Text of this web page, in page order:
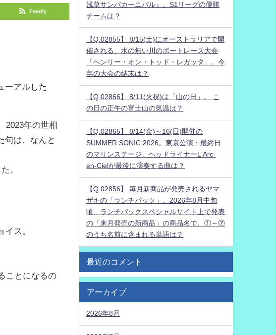
Feedly
ーアルした
2023年の世相
句は、なんと
。
ス。
ことになるの
浅草サンバカーニバル』。S1リーグの優勝
チームは？
【Q.02855】 8/15(土)にオーストラリアで開
催される、水の無い川のボートレース大会
「ヘンリー・オン・トッド・レガッタ」。今
年の大会の結末は？
【Q.02866】 8/11(火祝)は「山の日」。 こ
の日の正午の富士山の気温は？
【Q.02865】 8/14(金)～16(日)開催の
SUMMER SONIC 2026。東京公演・最終日
のマリンステージ、ヘッドライナーL'Arc-
en-Cielが最後に演奏する曲は？
【Q.02856】 毎月新商品が発売されるヤマ
ザキの「ランチパック」。2026年8月中旬
頃、ランチパックスペシャルサイト上で発表
の「来月発売の新商品」の商品名で、①～⑦
のうち名前に含まれる単語は？
最近のコメント
アーカイブ
2026年8月